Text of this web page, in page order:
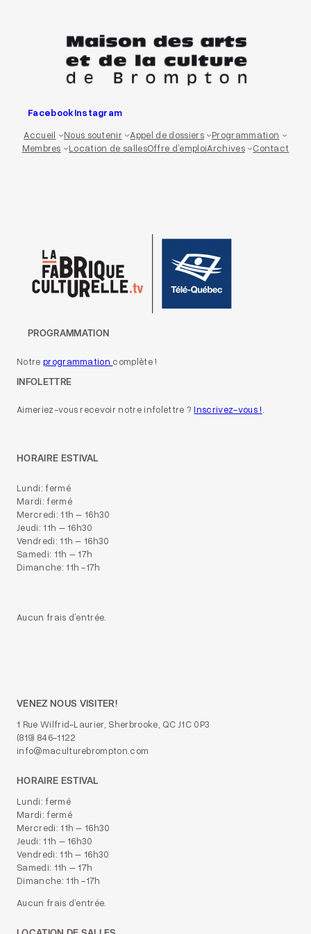
FacebookInstagram
Accueil
Nous soutenir Appel de dossiers
Programmation
Membres
Location de sallesOffre d’emploiArchives Contact
PROGRAMMATION
Notre programmation complète !
INFOLETTRE
Aimeriez-vous recevoir notre infolettre ?Inscrivez-vous !.
HORAIRE ESTIVAL
Lundi: fermé
Mardi: fermé
Mercredi: 11h – 16h30
Jeudi: 11h – 16h30
Vendredi: 11h – 16h30
Samedi: 11h – 17h
Dimanche: 11h -17h
Aucun frais d’entrée.
VENEZ NOUS VISITER!
1 Rue Wilfrid-Laurier, Sherbrooke, QC J1C 0P3
(819) 846-1122
info@maculturebrompton.com
HORAIRE ESTIVAL
Lundi: fermé
Mardi: fermé
Mercredi: 11h – 16h30
Jeudi: 11h – 16h30
Vendredi: 11h – 16h30
Samedi: 11h – 17h
Dimanche: 11h -17h
Aucun frais d’entrée.